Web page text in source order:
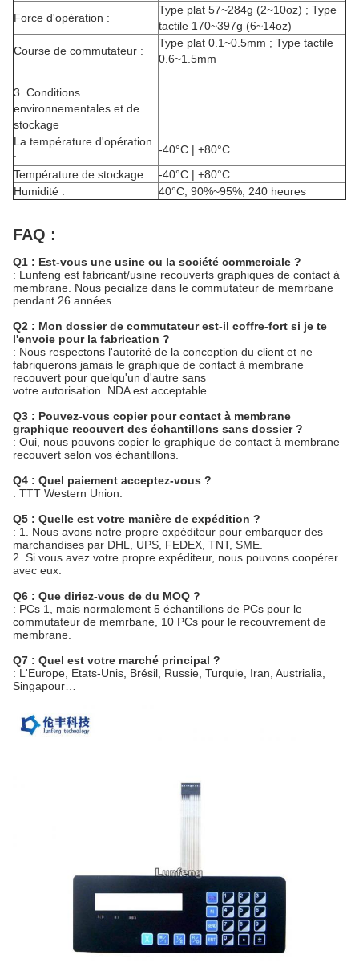
Force d'opération :
Type plat 57~284g (2~10oz) ; Type
tactile 170~397g (6~14oz)
Course de commutateur :
Type plat 0.1~0.5mm ; Type tactile
0.6~1.5mm
3. Conditions
environnementales et de
stockage
La température d'opération
:
-40°C | +80°C
Température de stockage :
-40°C | +80°C
Humidité :
40°C, 90%~95%, 240 heures
FAQ :
Q1 : Est-vous une usine ou la société commerciale ?
: Lunfeng est fabricant/usine recouverts graphiques de contact à
membrane. Nous pecialize dans le commutateur de memrbane
pendant 26 années.
Q2 : Mon dossier de commutateur est-il coffre-fort si je te
l'envoie pour la fabrication ?
: Nous respectons l'autorité de la conception du client et ne
fabriquerons jamais le graphique de contact à membrane
recouvert pour quelqu'un d'autre sans
votre autorisation. NDA est acceptable.
Q3 : Pouvez-vous copier pour contact à membrane
graphique recouvert des échantillons sans dossier ?
: Oui, nous pouvons copier le graphique de contact à membrane
recouvert selon vos échantillons.
Q4 : Quel paiement acceptez-vous ?
: TTT Western Union.
Q5 : Quelle est votre manière de expédition ?
: 1. Nous avons notre propre expéditeur pour embarquer des
marchandises par DHL, UPS, FEDEX, TNT, SME.
2. Si vous avez votre propre expéditeur, nous pouvons coopérer
avec eux.
Q6 : Que diriez-vous de du MOQ ?
: PCs 1, mais normalement 5 échantillons de PCs pour le
commutateur de memrbane, 10 PCs pour le recouvrement de
membrane.
Q7 : Quel est votre marché principal ?
: L'Europe, Etats-Unis, Brésil, Russie, Turquie, Iran, Austrialia,
Singapour…